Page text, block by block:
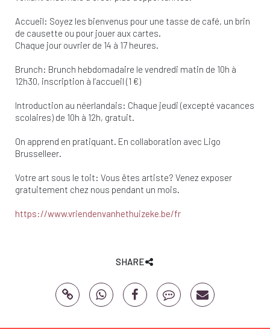
Accueil: Soyez les bienvenus pour une tasse de café, un brin
de causette ou pour jouer aux cartes.
Chaque jour ouvrier de 14 à 17 heures.
Brunch: Brunch hebdomadaire le vendredi matin de 10h à
12h30, inscription à l’accueil (1 €)
Introduction au néerlandais: Chaque jeudi (excepté vacances
scolaires) de 10h à 12h, gratuit.
On apprend en pratiquant. En collaboration avec Ligo
Brusselleer.
Votre art sous le toit: Vous êtes artiste? Venez exposer
gratuitement chez nous pendant un mois.
https://www.vriendenvanhethuizeke.be/fr
SHARE